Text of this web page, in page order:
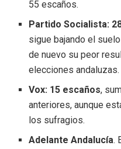
55 escaños.
Partido Socialista:
sigue bajando el
de nuevo su peor
elecciones andaluzas.
Vox: 15 escaños,
anteriores, aunque
los sufragios.
Adelante Andalucía.